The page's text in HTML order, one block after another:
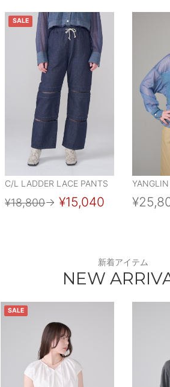
SALE
C/L LADDER LACE PANTS
¥18,800→ ¥15,040
新着アイテム
NEW
SALE